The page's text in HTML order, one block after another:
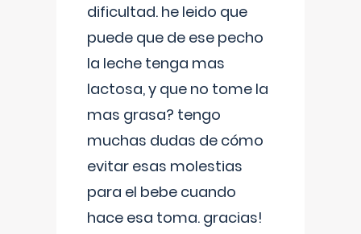
dificultad. he leido que
puede que de ese pecho
la leche tenga mas
lactosa, y que no tome la
mas grasa? tengo
muchas dudas de cómo
evitar esas molestias
para el bebe cuando
hace esa toma. gracias!